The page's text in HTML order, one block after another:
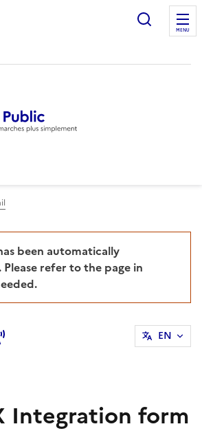
Ouvrir
MENU
refer to the page in
EN
Integration form